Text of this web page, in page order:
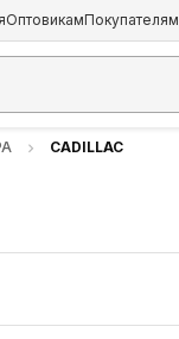
ОптовикамПокупателям
CADILLAC